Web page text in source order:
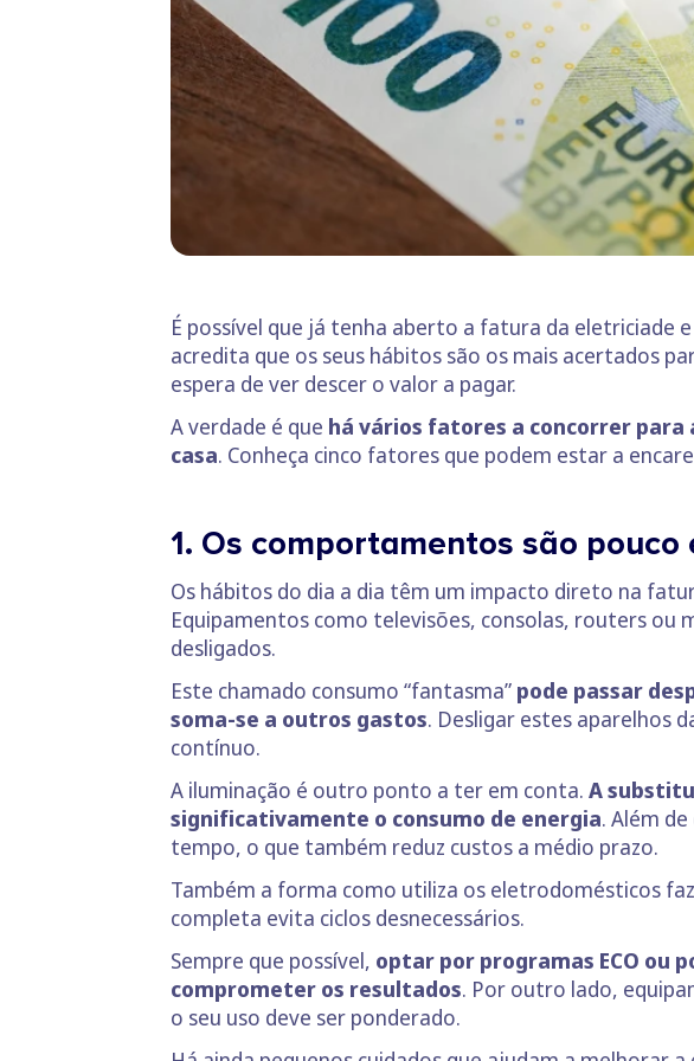
É possível que já tenha aberto a fatura da eletriciade
acredita que os seus hábitos são os mais acertados
espera de ver descer o valor a pagar.
A verdade é que há vários fatores a concorrer para
casa. Conheça cinco fatores que podem estar a
1. Os comportamentos são pouco
Os hábitos do dia a dia têm um impacto direto na
Equipamentos como televisões, consolas, routers ou
desligados.
Este chamado consumo “fantasma” pode passar
soma-se a outros gastos. Desligar estes aparelhos
contínuo.
A iluminação é outro ponto a ter em conta. A
significativamente o consumo de energia. Além
tempo, o que também reduz custos a médio prazo.
Também a forma como utiliza os eletrodomésticos
completa evita ciclos desnecessários.
Sempre que possível, optar por programas ECO ou
comprometer os resultados. Por outro lado,
o seu uso deve ser ponderado.